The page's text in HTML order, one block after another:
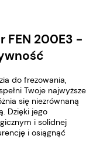
FEN 200E3 -
do frezowania,
Twoje najwyższe
się niezrównaną
Dzięki jego
i solidnej
i osiągnąć